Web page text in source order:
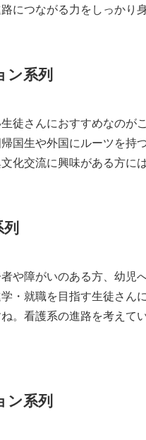
につながる力をしっかり
ン系列
徒さんにおすすめなのが
国生や外国にルーツを持
化交流に興味がある方に
列
や障がいのある方、幼児
・就職を目指す生徒さん
。看護系の進路を考えて
ン系列